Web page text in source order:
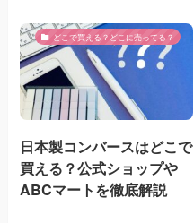
どこで買える？どこに売ってる？
日本製コンバースはどこで
買える？公式ショップや
ABCマートを徹底解説